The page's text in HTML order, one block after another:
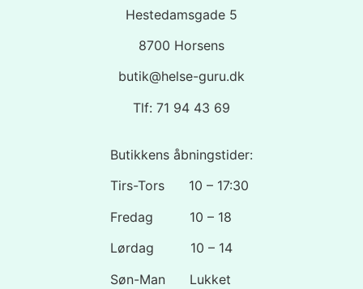
Hestedamsgade 5
8700 Horsens
butik@helse-guru.dk
Tlf: 71 94 43 69
Butikkens åbningstider:
Tirs-Tors 10 – 17:30
Fredag 10 – 18
Lørdag 10 – 14
Søn-Man Lukket